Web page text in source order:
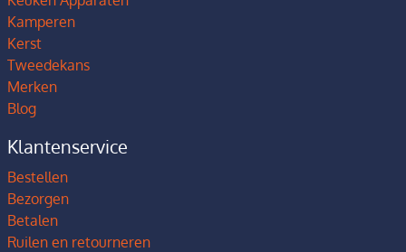
Kamperen
Kerst
Tweedekans
Merken
Blog
Klantenservice
Bestellen
Bezorgen
Betalen
Ruilen en retourneren